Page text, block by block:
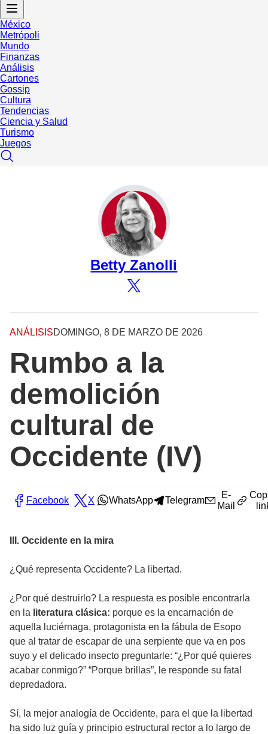
México
Metrópoli
Mundo
Finanzas
Análisis
Cartones
Gossip
Cultura
Tendencias
Ciencia y Salud
Turismo
Juegos
Betty Zanolli
ANÁLISISDOMINGO, 8 DE MARZO DE 2026
Rumbo a la
demolición
cultural de
Occidente (IV)
Facebook X WhatsApp Telegram
E-
Mail
III. Occidente en la mira
¿Qué representa Occidente? La libertad.
¿Por qué destruirlo? La respuesta es posible encontrarla
en la literatura clásica: porque es la encarnación de
aquella luciérnaga, protagonista en la fábula de Esopo
que al tratar de escapar de una serpiente que va en pos
suyo y el delicado insecto preguntarle: “¿Por qué quieres
acabar conmigo?” “Porque brillas”, le responde su fatal
depredadora.
Sí, la mejor analogía de Occidente, para el que la libertad
ha sido luz guía y principio estructural rector a lo largo de